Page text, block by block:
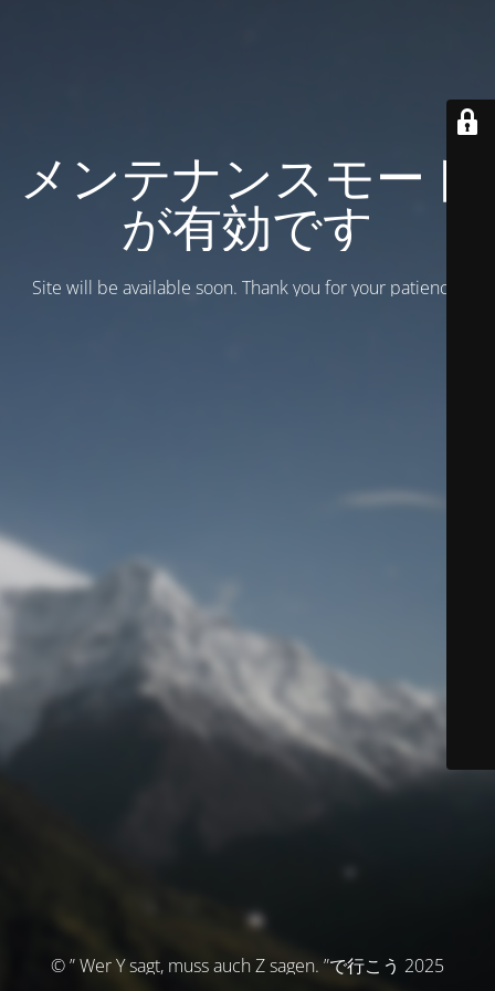
メンテナンスモード
が有効です
Site will be available soon. Thank you for your patience!
© ” Wer Y sagt, muss auch Z sagen. ”で行こう 2025